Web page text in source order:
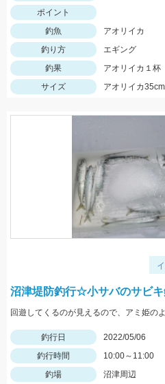
ポイント
釣魚
アオリイカ
釣り方
エギング
釣果
アオリイカ１杯
サイズ
アオリイカ
沼津堤防釣行☆小サバのサビキ
釣行日
2022/05/06
釣行時間
10:00～11:00
釣場
沼津周辺